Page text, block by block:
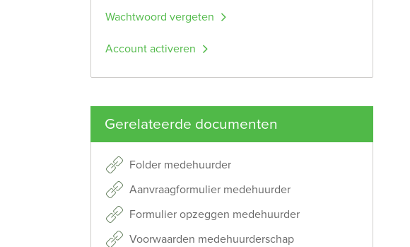
Wachtwoord vergeten
Account activeren
Gerelateerde documenten
Folder medehuurder
Aanvraagformulier medehuurder
Formulier opzeggen medehuurder
Voorwaarden medehuurderschap